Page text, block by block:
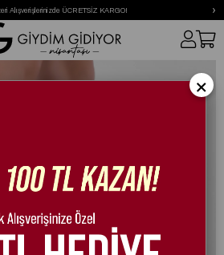
Alışverişlerinizde ÜCRETSİZ KARGO! ›
Ayakkabı Gold
×